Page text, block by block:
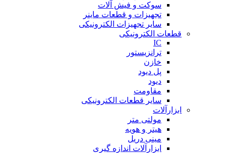
سوکت و فیش آلات
تجهیزات و قطعات ماینر
سایر تجهیزات الکترونیکی
قطعات الکترونیکی
IC
ترانزیستور
خازن
پل دیود
دیود
مقاومت
سایر قطعات الکترونیکی
ابزارآلات
مولتی متر
هیتر و هویه
مینی دریل
ابزارآلات اندازه گیری